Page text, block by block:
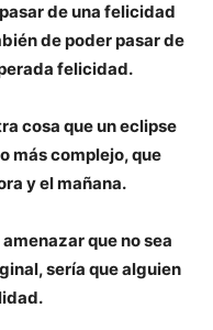
de una felicidad
de poder pasar de
felicidad.
cosa que un eclipse
más complejo, que
y el mañana.
que no sea
sería que alguien